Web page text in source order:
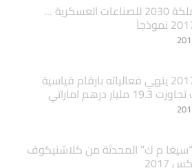
‏رؤية المملكة 2030 للصناعات العسكرية …
ايدكس 2017 ينهي فعالياته بارقام قياسية
درهم اماراتي
“سيغا م ك” المحدثة من كلاشنيكوف